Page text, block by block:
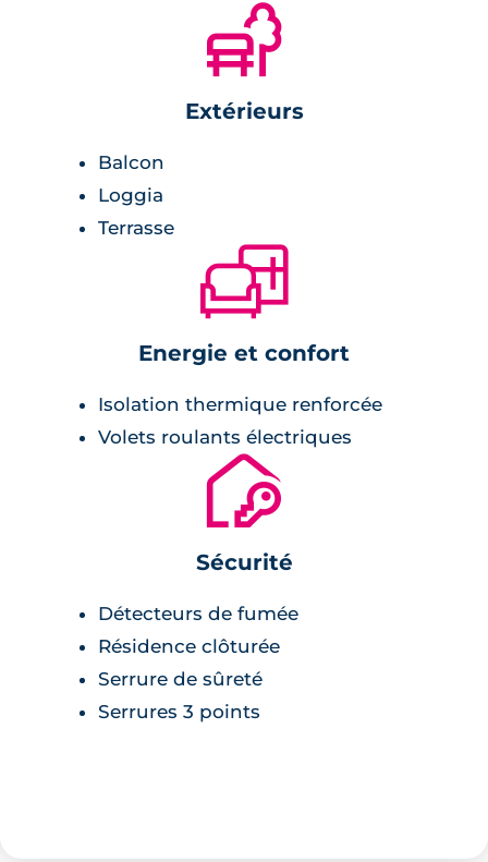
🌲
Extérieurs
Balcon
Loggia
Terrasse
🛋
Energie et confort
Isolation thermique renforcée
Volets roulants électriques
🔐
Sécurité
Détecteurs de fumée
Résidence clôturée
Serrure de sûreté
Serrures 3 points